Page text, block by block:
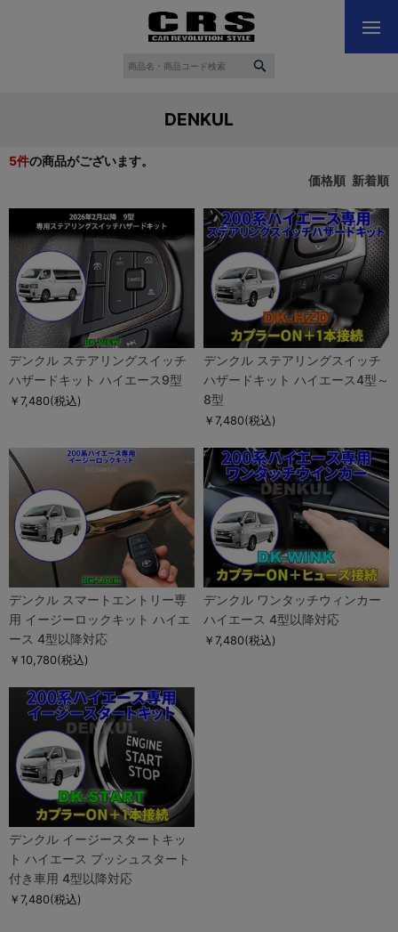
DENKUL
5件の商品がございます。
価格順 新着順
デンクル ステアリングスイッチ
ハザードキット ハイエース9型
￥7,480(税込)
デンクル ステアリングスイッチ
ハザードキット ハイエース4型～
8型
￥7,480(税込)
デンクル スマートエントリー専
用 イージーロックキット ハイエ
ース 4型以降対応
￥10,780(税込)
デンクル ワンタッチウィンカー
ハイエース 4型以降対応
￥7,480(税込)
デンクル イージースタートキッ
ト ハイエース プッシュスタート
付き車用 4型以降対応
￥7,480(税込)